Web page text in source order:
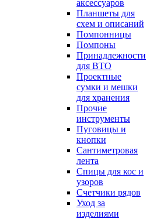
аксессуаров
Планшеты для
схем и описаний
Помпонницы
Помпоны
Принадлежности
для ВТО
Проектные
сумки и мешки
для хранения
Прочие
инструменты
Пуговицы и
кнопки
Сантиметровая
лента
Спицы для кос и
узоров
Счетчики рядов
Уход за
изделиями